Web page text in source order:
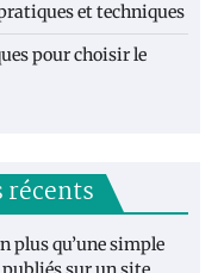
et techniques
pour choisir le
récents
plus qu’une simple